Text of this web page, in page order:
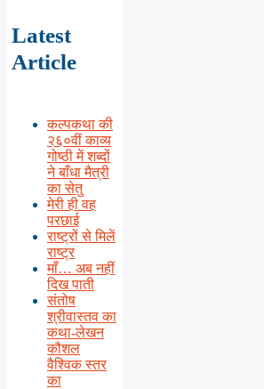
Latest
Article
कल्पकथा की
२६०वीं काव्य
गोष्ठी में शब्दों
ने बाँधा मैत्री
का सेतु
मेरी ही वह
परछाई
राष्ट्रों से मिलें
राष्ट्र
माँ… अब नहीं
दिख पाती
संतोष
श्रीवास्तव का
कथा-लेखन
कौशल
वैश्विक स्तर
का